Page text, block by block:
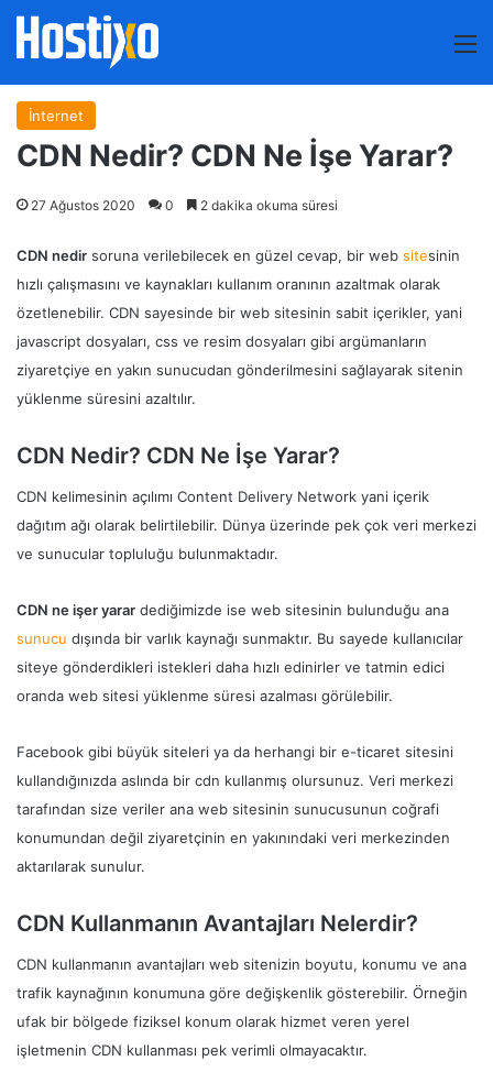
İnternet
CDN Nedir? CDN Ne İşe Yarar?
27 Ağustos 2020 0 2 dakika okuma süresi
CDN nedir soruna verilebilecek en güzel cevap, bir web sitesinin
hızlı çalışmasını ve kaynakları kullanım oranının azaltmak olarak
özetlenebilir. CDN sayesinde bir web sitesinin sabit içerikler, yani
javascript dosyaları, css ve resim dosyaları gibi argümanların
ziyaretçiye en yakın sunucudan gönderilmesini sağlayarak sitenin
yüklenme süresini azaltılır.
CDN Nedir? CDN Ne İşe Yarar?
CDN kelimesinin açılımı Content Delivery Network yani içerik
dağıtım ağı olarak belirtilebilir. Dünya üzerinde pek çok veri merkezi
ve sunucular topluluğu bulunmaktadır.
CDN ne işer yarar dediğimizde ise web sitesinin bulunduğu ana
sunucu dışında bir varlık kaynağı sunmaktır. Bu sayede kullanıcılar
siteye gönderdikleri istekleri daha hızlı edinirler ve tatmin edici
oranda web sitesi yüklenme süresi azalması görülebilir.
Facebook gibi büyük siteleri ya da herhangi bir e-ticaret sitesini
kullandığınızda aslında bir cdn kullanmış olursunuz. Veri merkezi
tarafından size veriler ana web sitesinin sunucusunun coğrafi
konumundan değil ziyaretçinin en yakınındaki veri merkezinden
aktarılarak sunulur.
CDN Kullanmanın Avantajları Nelerdir?
CDN kullanmanın avantajları web sitenizin boyutu, konumu ve ana
trafik kaynağının konumuna göre değişkenlik gösterebilir. Örneğin
ufak bir bölgede fiziksel konum olarak hizmet veren yerel
işletmenin CDN kullanması pek verimli olmayacaktır.